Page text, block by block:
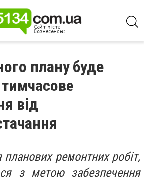
плану буде
від
ремонтних робіт,
з метою забезпечення